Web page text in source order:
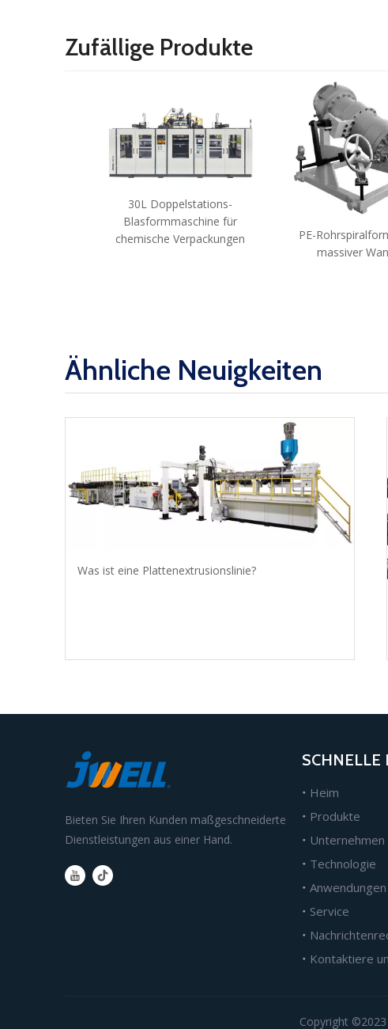
Zufällige Produkte
30L Doppelstations-
Blasformmaschine für
chemische Verpackungen
PE-
massiver
Ähnliche Neuigkeiten
Was ist eine Plattenextrusionslinie?
Bieten Sie Ihren Kunden maßgeschneiderte
Dienstleistungen aus einer Hand.
SCHNELLE
Heim
Produkte
Unternehmen
Technologie
Anwendungen
Service
Kontaktiere
Copyright ©️2023